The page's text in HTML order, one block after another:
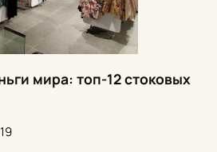
мира: топ-12 стоковых